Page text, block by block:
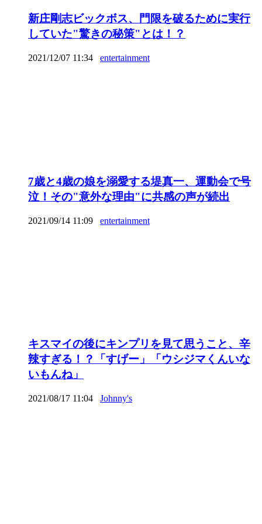
新庄剛志ビックボス、門限を破るために実行
していた"驚きの秘策"とは！？
2021/12/07 11:34 entertainment
7歳と4歳の娘を溺愛する堤真一、運動会で号
泣！その"意外な理由"に共感の声が続出
2021/09/14 11:09 entertainment
キスマイの後にキンプリを見て思うこと、辛
辣すぎる！？「すげー」「ウシジマくんいな
いもんね」
2021/08/17 11:04 Johnny's